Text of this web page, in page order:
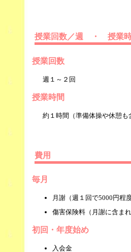
授業回数／週 ・ 授業
授業回数
週１～２回
授業時間
約１時間（準備体操や休憩も
費用
毎月
月謝（週１回で5000円程
傷害保険料（月謝に
初回・年度始め
入会金